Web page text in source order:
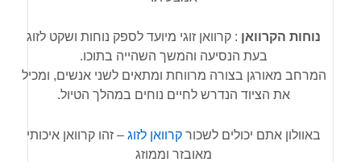
נוחות הקרוואן : קרוואן זוגי מיועד לספק נוחות ושקט לזוג
בעת הנסיעה והמשך השהייה בתוכו.
המרחב מאורגן בצורה מרווחת ומתאים לשני אנשים, ומכיל
את הציוד הנדרש לחיים נוחים במהלך הטיול.
באוולון אתם יכולים לשכור קרוואן לזוג– זהו קרוואן איכותי
מאובזר וממוזג